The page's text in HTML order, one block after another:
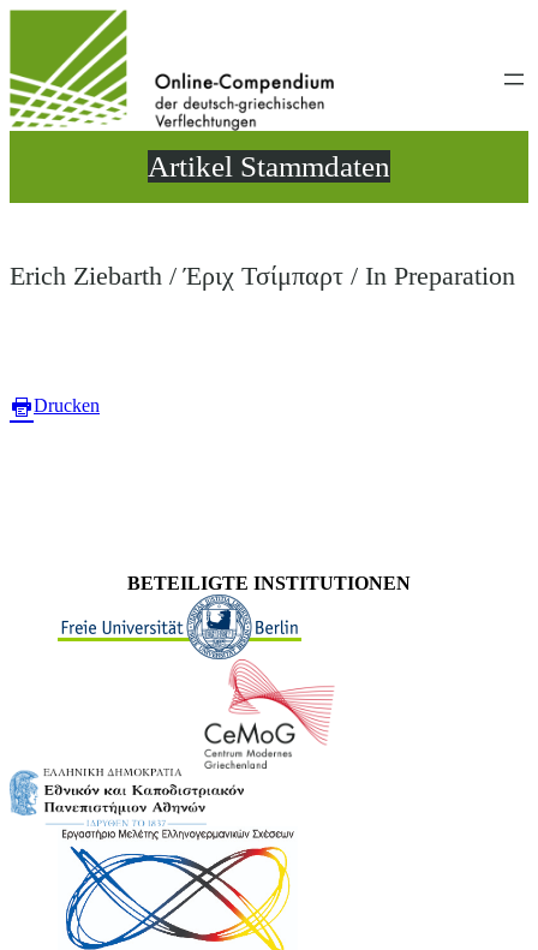
wechseln
Artikel Stammdaten
Erich Ziebarth / Έριχ Τσίμπαρτ / In Preparation
Drucken
BETEILIGTE INSTITUTIONEN